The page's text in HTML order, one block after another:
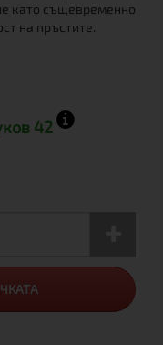
като същевременно
на пръстите.
42